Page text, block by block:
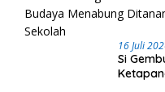
16 Juli
Si